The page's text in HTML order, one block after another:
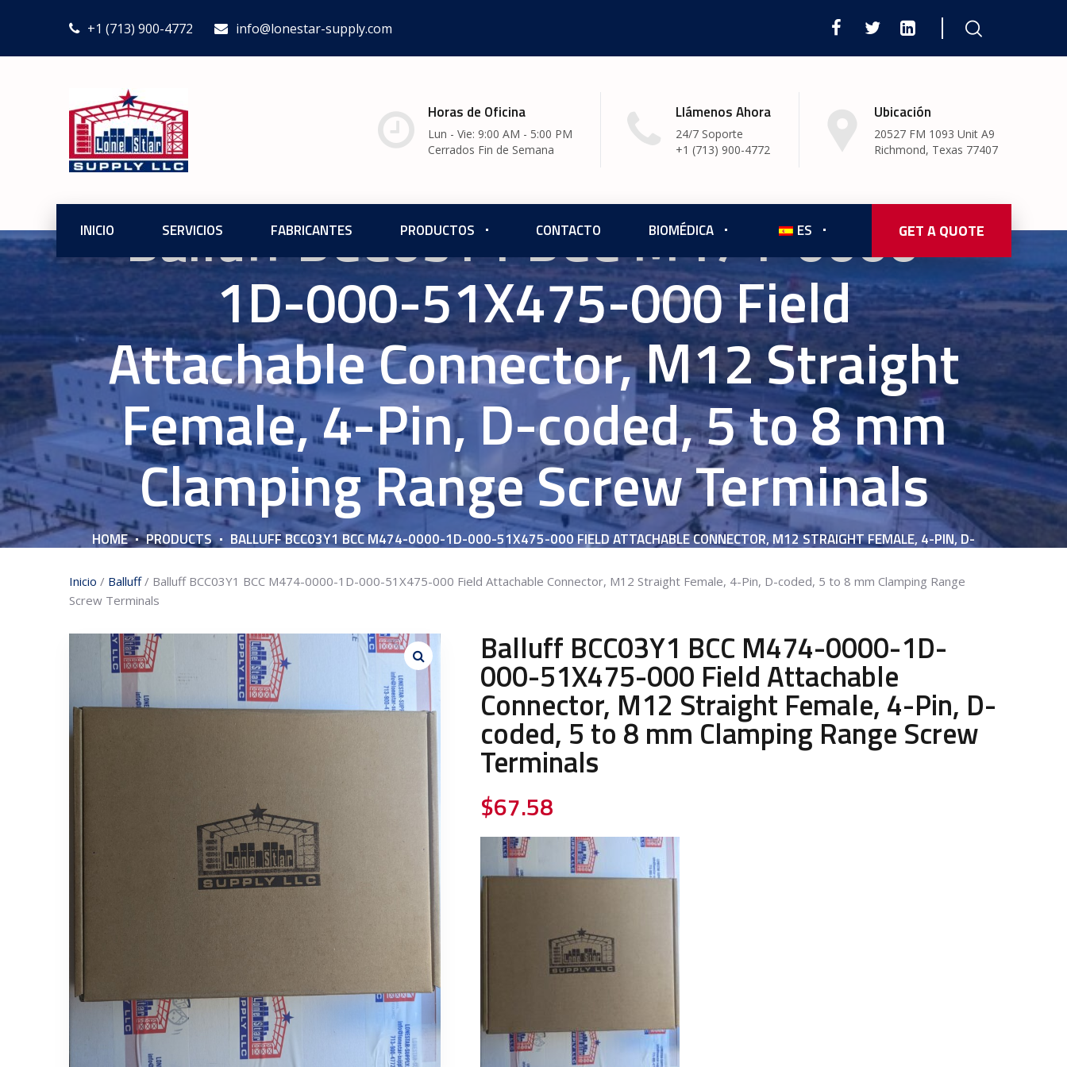
+1 (713) 900-4772 info@lonestar-supply.com
Horas de Oficina
Lun - Vie: 9:00 AM - 5:00 PM
Cerrados Fin de Semana
Llámenos Ahora
24/7 Soporte
+1 (713) 900-4772
Ubicación
20527 FM 1093 Unit A9
Richmond, Texas 77407
INICIO SERVICIOS FABRICANTES PRODUCTOS CONTACTO BIOMÉDICA ES GET A QUOTE
Balluff BCC03Y1 BCC M474-0000-
1D-000-51X475-000 Field
Attachable Connector, M12 Straight
Female, 4-Pin, D-coded, 5 to 8 mm
Clamping Range Screw Terminals
HOME PRODUCTS
BALLUFF BCC03Y1 BCC M474-0000-1D-000-51X475-000 FIELD ATTACHABLE CONNECTOR, M12 STRAIGHT FEMALE, 4-PIN, D-
Inicio / Balluff/ Balluff BCC03Y1 BCC M474-0000-1D-000-51X475-000 Field Attachable Connector, M12 Straight Female, 4-Pin, D-coded, 5 to 8 mm Clamping Range
Screw Terminals
Balluff BCC03Y1 BCC M474-0000-1D-
000-51X475-000 Field Attachable
Connector, M12 Straight Female, 4-Pin, D-
coded, 5 to 8 mm Clamping Range Screw
Terminals
$67.58